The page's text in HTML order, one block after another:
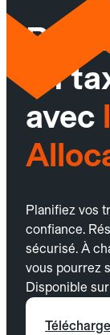
un
avec
Planifiez vos
confiance.
sécurisé. À
vous pourrez
Disponible